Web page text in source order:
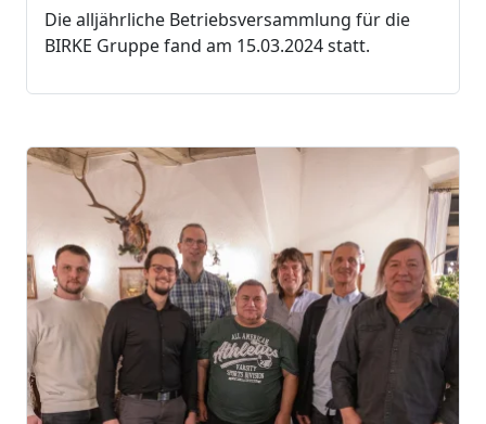
Die alljährliche Betriebsversammlung für die
BIRKE Gruppe fand am 15.03.2024 statt.